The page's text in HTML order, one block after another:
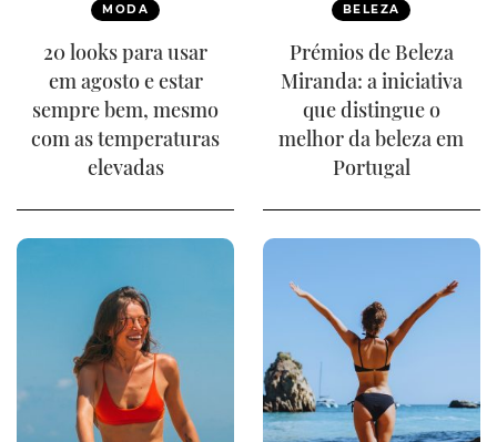
MODA
20 looks para usar
em agosto e estar
sempre bem, mesmo
com as temperaturas
elevadas
BELEZA
Prémios de Beleza
Miranda: a iniciativa
que distingue o
melhor da beleza em
Portugal